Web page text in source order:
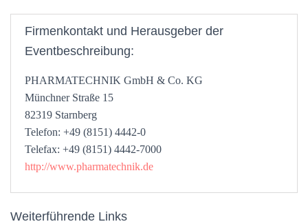
Firmenkontakt und Herausgeber der
Eventbeschreibung:
PHARMATECHNIK GmbH & Co. KG
Münchner Straße 15
82319 Starnberg
Telefon: +49 (8151) 4442-0
Telefax: +49 (8151) 4442-7000
http://www.pharmatechnik.de
Weiterführende Links